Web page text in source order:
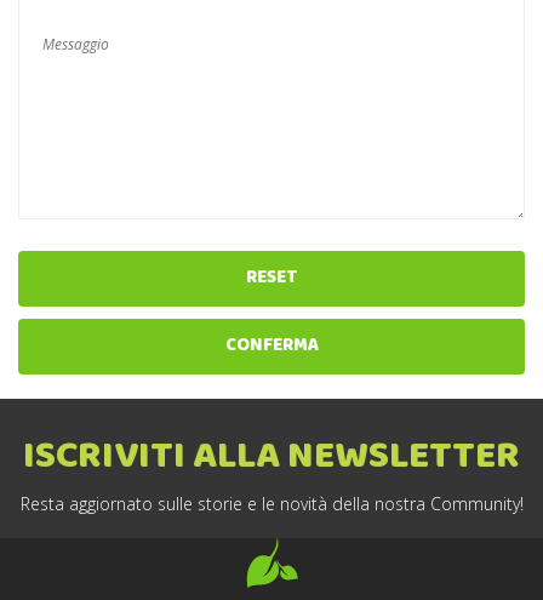
RESET
CONFERMA
ISCRIVITI ALLA NEWSLETTER
Resta aggiornato sulle storie e le novità della nostra Community!